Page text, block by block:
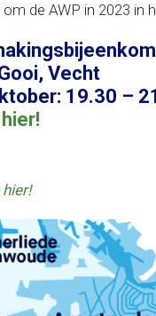
de AWP in 2023
Vecht
19.30 –
hier!
hier!